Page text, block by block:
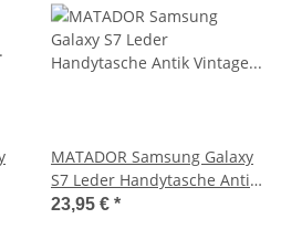
MATADOR Samsung Galaxy
S7 Leder Handytasche Antik
Vintage Braun
23,95 € *